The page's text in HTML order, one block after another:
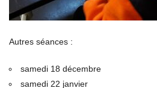
Autres séances :
samedi 18 décembre
samedi 22 janvier